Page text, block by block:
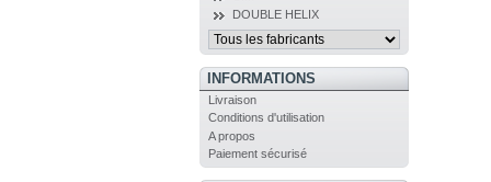
DOUBLE HELIX
INFORMATIONS
Livraison
Conditions d'utilisation
A propos
Paiement sécurisé